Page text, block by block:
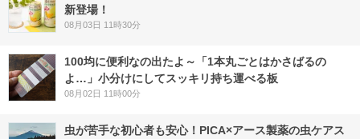
新登場！
08月03日 11時30分
100均に便利なの出たよ～「1本丸ごとはかさばるの
よ…」小分けにしてスッキリ持ち運べる板
08月02日 11時00分
虫が苦手な初心者も安心！PICA×アース製薬の虫ケアス